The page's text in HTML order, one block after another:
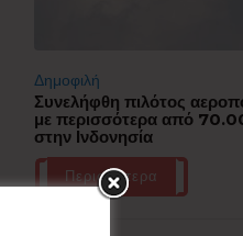
Δημοφιλή
Συνελήφθη πιλότος
με περισσότερα από
στην Ινδονησία
Περισσότερα